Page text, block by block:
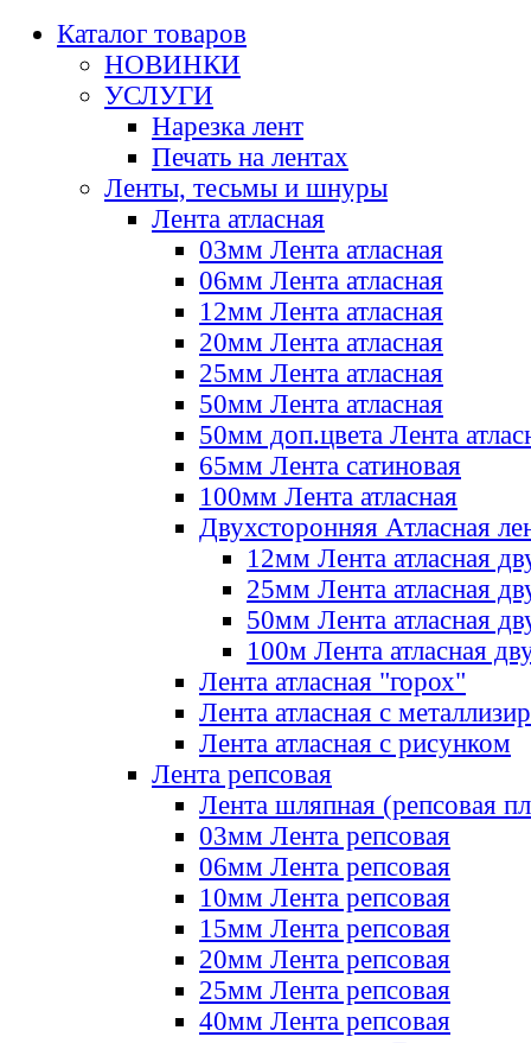
Каталог товаров
НОВИНКИ
УСЛУГИ
Нарезка лент
Печать на лентах
Ленты, тесьмы и шнуры
Лента атласная
03мм Лента атласная
06мм Лента атласная
12мм Лента атласная
20мм Лента атласная
25мм Лента атласная
50мм Лента атласная
50мм доп.цвета Лента
65мм Лента сатиновая
100мм Лента атласная
Двухсторонняя Атласная
12мм Лента атласная
25мм Лента атласная
50мм Лента атласная
100м Лента атласная
Лента атласная "горох"
Лента атласная с
Лента атласная с рисунком
Лента репсовая
Лента шляпная (репсовая
03мм Лента репсовая
06мм Лента репсовая
10мм Лента репсовая
15мм Лента репсовая
20мм Лента репсовая
25мм Лента репсовая
40мм Лента репсовая